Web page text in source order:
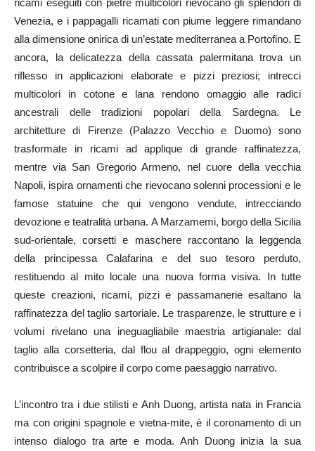
ricami eseguiti con pietre multicolori rievocano gli splendori di
Venezia, e i pappagalli ricamati con piume leggere rimandano
alla dimensione onirica di un’estate mediterranea a Portofino. E
ancora, la delicatezza della cassata palermitana trova un
riflesso in applicazioni elaborate e pizzi preziosi; intrecci
multicolori in cotone e lana rendono omaggio alle radici
ancestrali delle tradizioni popolari della Sardegna. Le
architetture di Firenze (Palazzo Vecchio e Duomo) sono
trasformate in ricami ad applique di grande raffinatezza,
mentre via San Gregorio Armeno, nel cuore della vecchia
Napoli, ispira ornamenti che rievocano solenni processioni e le
famose statuine che qui vengono vendute, intrecciando
devozione e teatralità urbana. A Marzamemi, borgo della Sicilia
sud-orientale, corsetti e maschere raccontano la leggenda
della principessa Calafarina e del suo tesoro perduto,
restituendo al mito locale una nuova forma visiva. In tutte
queste creazioni, ricami, pizzi e passamanerie esaltano la
raffinatezza del taglio sartoriale. Le trasparenze, le strutture e i
volumi rivelano una ineguagliabile maestria artigianale: dal
taglio alla corsetteria, dal flou al drappeggio, ogni elemento
contribuisce a scolpire il corpo come paesaggio narrativo.
L’incontro tra i due stilisti e Anh Duong, artista nata in Francia
ma con origini spagnole e vietna-mite, è il coronamento di un
intenso dialogo tra arte e moda. Anh Duong inizia la sua